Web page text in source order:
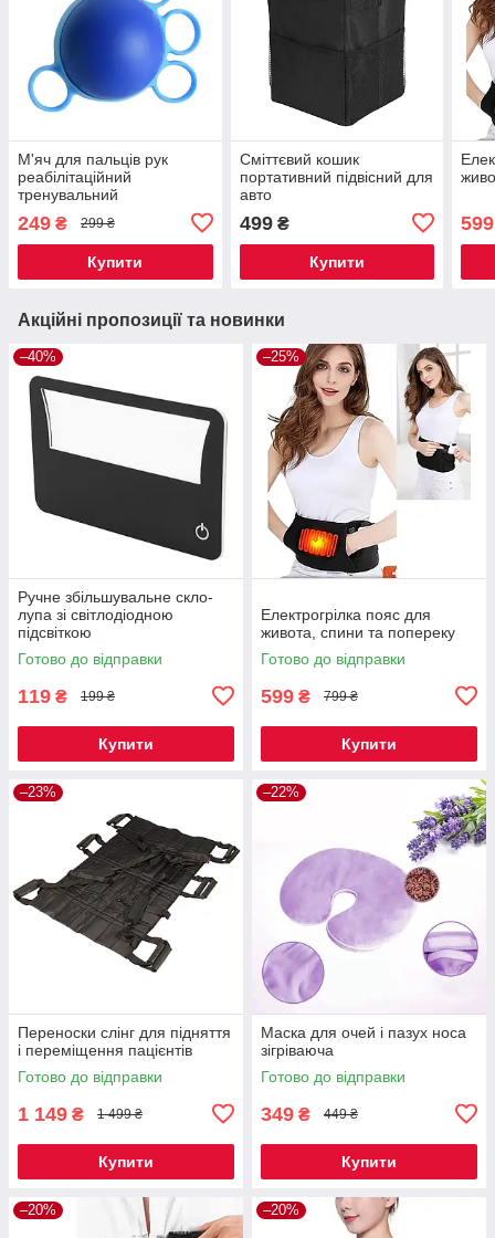
М'яч для пальців рук
реабілітаційний
тренувальний
249 ₴ 299 ₴
Купити
Сміттєвий кошик
портативний підвісний для
авто
499₴
Купити
599
Акційні пропозиції та новинки
–40%
Ручне збільшувальне скло-
лупа зі світлодіодною
підсвіткою
Готово до відправки
119 ₴ 199 ₴
Купити
–25%
Електрогрілка пояс для
живота, спини та попереку
Готово до відправки
599 ₴ 799 ₴
Купити
–23%
Переноски слінг для підняття
і переміщення пацієнтів
Готово до відправки
1 149 ₴ 1 499 ₴
Купити
–22%
Маска для очей і пазух носа
зігріваюча
Готово до відправки
349 ₴ 449 ₴
Купити
–20% –20%